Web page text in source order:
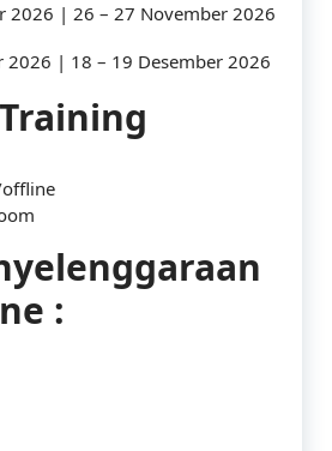
2026 | 26 – 27 November 2026
2026 | 18 – 19 Desember 2026
: